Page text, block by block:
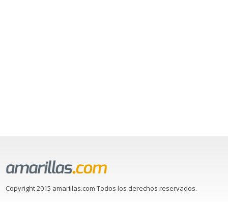
Copyright 2015 amarillas.com Todos los derechos reservados.